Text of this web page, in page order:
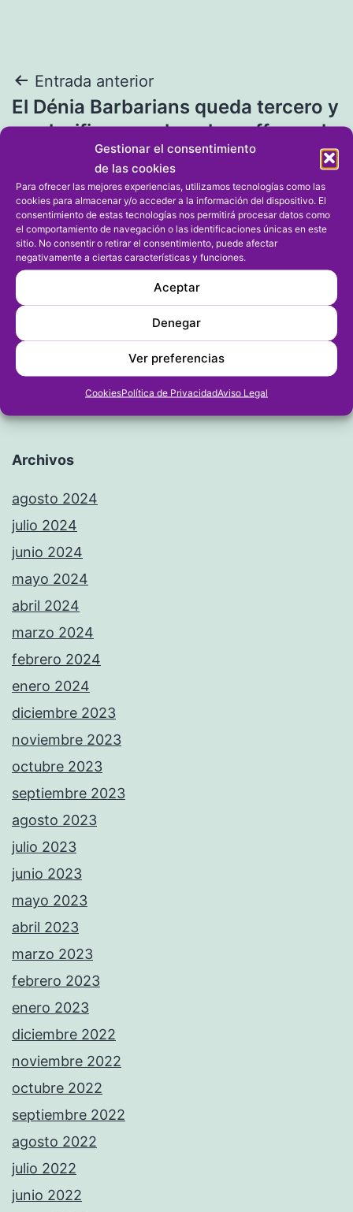
Gestionar el consentimiento
de las cookies
Para ofrecer las mejores experiencias, utilizamos tecnologías como las
cookies para almacenar y/o acceder a la información del dispositivo. El
consentimiento de estas tecnologías nos permitirá procesar datos como
el comportamiento de navegación o las identificaciones únicas en este
sitio. No consentir o retirar el consentimiento, puede afectar
negativamente a ciertas características y funciones.
Aceptar
Denegar
Ver preferencias
CookiesPolítica de PrivacidadAviso Legal
Navegación
de
entradas
Entrada anterior
El Dénia Barbarians queda tercero y
se clasifica para los play-off por el
título de liga
Entrada siguiente
Los equipos veteranos del CT Dénia
y Manu Sala y Astrid Waernes
premiados en la Gala de la
Comunitat Valenciana
Archivos
agosto 2024
julio 2024
junio 2024
mayo 2024
abril 2024
marzo 2024
febrero 2024
enero 2024
diciembre 2023
noviembre 2023
octubre 2023
septiembre 2023
agosto 2023
julio 2023
junio 2023
mayo 2023
abril 2023
marzo 2023
febrero 2023
enero 2023
diciembre 2022
noviembre 2022
octubre 2022
septiembre 2022
agosto 2022
julio 2022
junio 2022